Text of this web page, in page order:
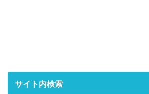
サイト内検索